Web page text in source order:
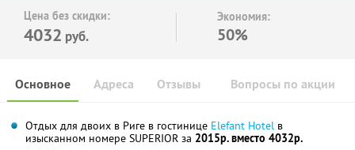
Цена без скидки:
4032 руб.
Экономия:
50%
Основное Отзывы Вопросы по акции
Адреса
Отдых для двоих в Риге в гостинице Elefant Hotel в
изысканном номере SUPERIOR за 2015р. вместо 4032р.